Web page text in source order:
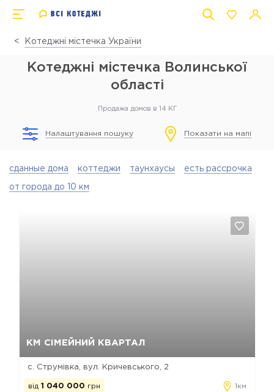
Котеджні містечка України
Котеджні містечка Волинської
області
Продажа домов в 14 КГ
Налаштування пошуку Показати на мапі
сданные дома коттеджи таунхаусы есть рассрочка
от города до 10 км
КМ СІМЕЙНИЙ КВАРТАЛ
с. Струмівка, вул. Кричевського, 2
від 1 040 000 грн 1км